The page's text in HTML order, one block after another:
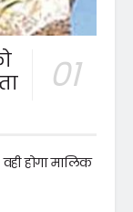
होगा मालिक